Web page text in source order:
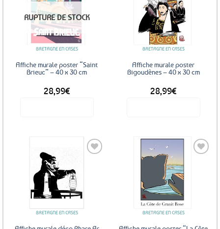
Ajouter
aux
RUPTURE DE STOCK
BRETAGNE EN CASES
Affiche murale poster “Saint
Brieuc” – 40 x 30 cm
28,99€
BRETAGNE EN CASES
Affiche murale poster
Bigoudènes – 40 x 30 cm
28,99€
BRETAGNE EN CASES BRETAGNE EN CASES